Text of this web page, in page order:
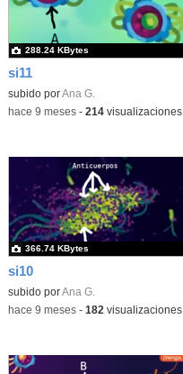
si11
Contenido educativo.
subido porAna G.
288.24 KBytes
-hace 9 meses- 214visualizaciones
si10
Contenido educativo.
subido porAna G.
366.74 KBytes
-hace 9 meses- 182 visualizaciones